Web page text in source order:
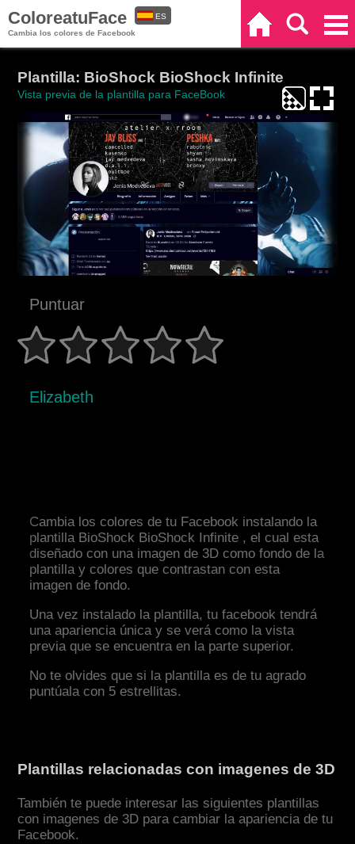
ColoreatuFace
Cambia los colores de Facebook
ES
Plantilla: BioShock BioShock Infinite
Vista previa de la plantilla para FaceBook
Puntuar
Elizabeth
Cambia los colores de tu Facebook instalando la
plantilla BioShock BioShock Infinite , el cual esta
diseñado con una imagen de 3D como fondo de la
plantilla y colores que contrastan con esta
imagen de fondo.
Una vez instalado la plantilla, tu facebook tendrá
una apariencia única y se verá como la vista
previa que se encuentra en la parte superior.
No te olvides que si la plantilla es de tu agrado
puntúala con 5 estrellitas.
Plantillas relacionadas con imagenes de 3D
También te puede interesar las siguientes plantillas
con imagenes de 3D para cambiar la apariencia de tu
Facebook.